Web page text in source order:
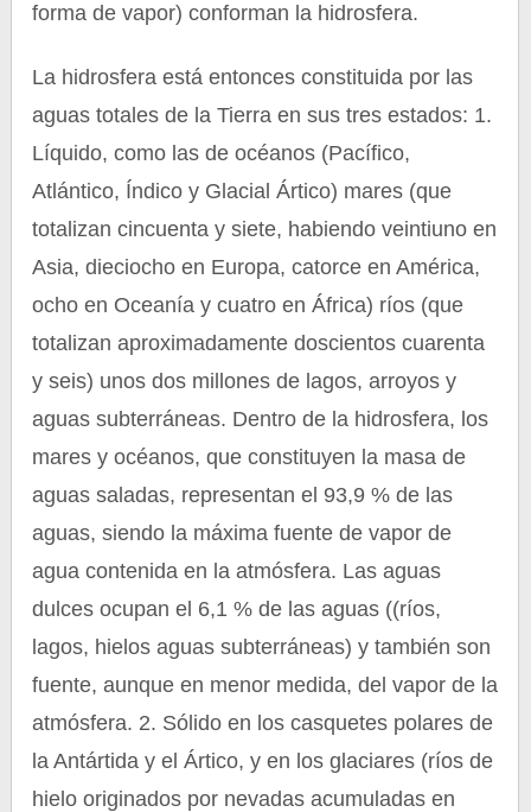
forma de vapor) conforman la hidrosfera.
La hidrosfera está entonces constituida por las
aguas totales de la Tierra en sus tres estados: 1.
Líquido, como las de océanos (Pacífico,
Atlántico, Índico y Glacial Ártico) mares (que
totalizan cincuenta y siete, habiendo veintiuno en
Asia, dieciocho en Europa, catorce en América,
ocho en Oceanía y cuatro en África) ríos (que
totalizan aproximadamente doscientos cuarenta
y seis) unos dos millones de lagos, arroyos y
aguas subterráneas. Dentro de la hidrosfera, los
mares y océanos, que constituyen la masa de
aguas saladas, representan el 93,9 % de las
aguas, siendo la máxima fuente de vapor de
agua contenida en la atmósfera. Las aguas
dulces ocupan el 6,1 % de las aguas ((ríos,
lagos, hielos aguas subterráneas) y también son
fuente, aunque en menor medida, del vapor de la
atmósfera. 2. Sólido en los casquetes polares de
la Antártida y el Ártico, y en los glaciares (ríos de
hielo originados por nevadas acumuladas en